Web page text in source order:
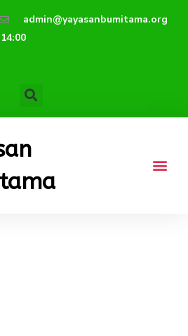
admin@yayasanbumitama.org